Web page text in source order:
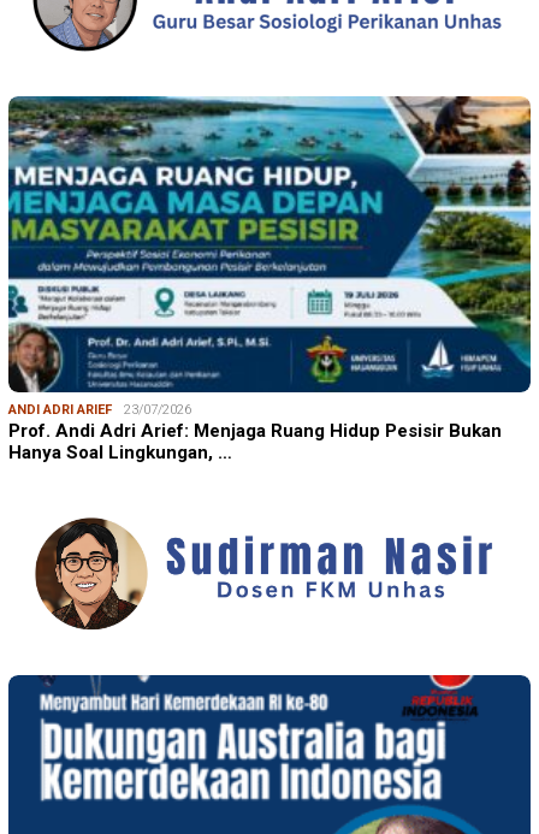
ANDI ADRI ARIEF 23/07/2026
Prof. Andi Adri Arief: Menjaga Ruang Hidup Pesisir Bukan
Hanya Soal Lingkungan, …